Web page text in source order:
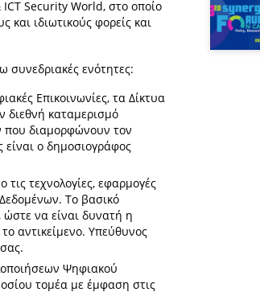
Security World, στο οποίο
ιδιωτικούς φορείς και
συνεδριακές ενότητες:
Επικοινωνίες, τα Δίκτυα
διεθνή καταμερισμό
που διαμορφώνουν τον
ο δημοσιογράφος
τεχνολογίες, εφαρμογές
Το βασικό
ώστε να είναι δυνατή η
αντικείμενο. Υπεύθυνος
Ψηφιακού
τομέα με έμφαση στις